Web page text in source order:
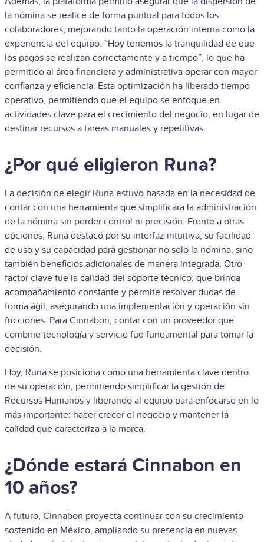
la nómina se realice de forma puntual para todos los
colaboradores, mejorando tanto la operación interna como la
experiencia del equipo. “Hoy tenemos la tranquilidad de que
los pagos se realizan correctamente y a tiempo”, lo que ha
permitido al área financiera y administrativa operar con mayor
confianza y eficiencia. Esta optimización ha liberado tiempo
operativo, permitiendo que el equipo se enfoque en
actividades clave para el crecimiento del negocio, en lugar de
destinar recursos a tareas manuales y repetitivas.
¿Por qué eligieron Runa?
La decisión de elegir Runa estuvo basada en la necesidad de
contar con una herramienta que simplificara la administración
de la nómina sin perder control ni precisión. Frente a otras
opciones, Runa destacó por su interfaz intuitiva, su facilidad
de uso y su capacidad para gestionar no solo la nómina, sino
también beneficios adicionales de manera integrada. Otro
factor clave fue la calidad del soporte técnico, que brinda
acompañamiento constante y permite resolver dudas de
forma ágil, asegurando una implementación y operación sin
fricciones. Para Cinnabon, contar con un proveedor que
combine tecnología y servicio fue fundamental para tomar la
decisión.
Hoy, Runa se posiciona como una herramienta clave dentro
de su operación, permitiendo simplificar la gestión de
Recursos Humanos y liberando al equipo para enfocarse en lo
más importante: hacer crecer el negocio y mantener la
calidad que caracteriza a la marca.
¿Dónde estará Cinnabon en
10 años?
A futuro, Cinnabon proyecta continuar con su crecimiento
sostenido en México, ampliando su presencia en nuevas